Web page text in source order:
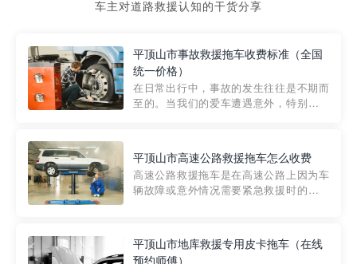
车主对道路救援认知的干货分享
平顶山市事故救援拖车收费标准（全国
统一价格）
在日常出行中，事故的发生往往是不期而
至的。当我们的爱车遭遇意外，特别是在
细解析一下市区事故救援拖车的收费标
准，以及在选用拖车服务时应注...
平顶山市高速公路救援拖车怎么收费
高速公路救援拖车是在高速公路上因为车
辆故障或意外情况需要紧急救援时的必备
路救援拖车的收费标准是由当地交通管理
平顶山市地库救援专用皮卡拖车（在线
预约师傅）